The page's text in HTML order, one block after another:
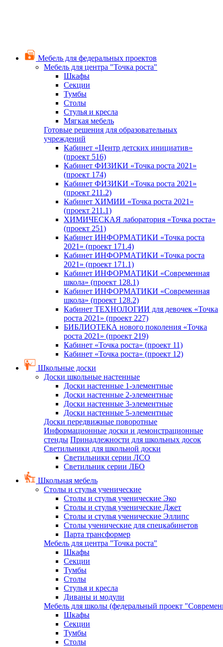
Мебель для федеральных проектов
Мебель для центра "Точка роста"
Шкафы
Секции
Тумбы
Столы
Стулья и кресла
Мягкая мебель
Готовые решения для образовательных
учреждений
Кабинет «Центр детских инициатив»
(проект 516)
Кабинет ФИЗИКИ «Точка роста 2021»
(проект 174)
Кабинет ФИЗИКИ «Точка роста 2021»
(проект 211.2)
Кабинет ХИМИИ «Точка роста 2021»
(проект 211.1)
ХИМИЧЕСКАЯ лаборатория «Точка роста»
(проект 251)
Кабинет ИНФОРМАТИКИ «Точка роста
2021» (проект 171.4)
Кабинет ИНФОРМАТИКИ «Точка роста
2021» (проект 171.1)
Кабинет ИНФОРМАТИКИ «Современная
школа» (проект 128.1)
Кабинет ИНФОРМАТИКИ «Современная
школа» (проект 128.2)
Кабинет ТЕХНОЛОГИИ для девочек «Точка
роста 2021» (проект 227)
БИБЛИОТЕКА нового поколения «Точка
роста 2021» (проект 219)
Кабинет «Точка роста» (проект 11)
Кабинет «Точка роста» (проект 12)
Школьные доски
Доски школьные настенные
Доски настенные 1-элементные
Доски настенные 2-элементные
Доски настенные 3-элементные
Доски настенные 5-элементные
Доски передвижные поворотные
Информационные доски и демонстрационные
стенды Принадлежности для школьных досок
Светильники для школьной доски
Светильники серии ЛСО
Светильник серии ЛБО
Школьная мебель
Столы и стулья ученические
Столы и стулья ученические Эко
Столы и стулья ученические Джет
Столы и стулья ученические Эллипс
Столы ученические для спецкабинетов
Парта трансформер
Мебель для центра "Точка роста"
Шкафы
Секции
Тумбы
Столы
Стулья и кресла
Диваны и модули
Мебель для школы (федеральный проект
Шкафы
Секции
Тумбы
Столы